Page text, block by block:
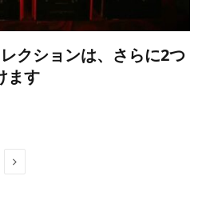
クションは、さらに2つ
ます
Next